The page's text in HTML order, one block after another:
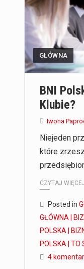
GŁÓWNA
BNI
Klubie?
Iwona
Niejeden
które
CZYTAJ
Posted in
GŁÓWNA |
POLSKA |
POLSKA | TO
4